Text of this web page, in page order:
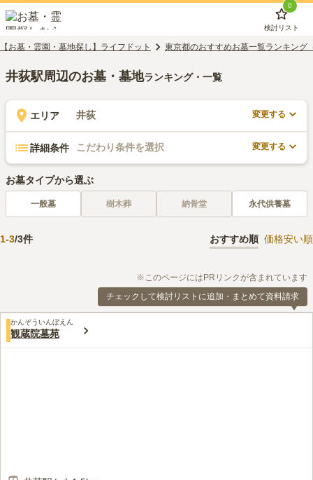
0
検討リスト
【お墓・霊園・墓地探し】ライフドット 東京都のおすすめお墓一覧ランキング
井荻駅周辺のお墓・墓地ランキング・一覧
エリア 井荻 変更する
詳細条件 こだわり条件を選択 変更する
お墓タイプから選ぶ
一般墓 樹木葬 納骨堂 永代供養墓
1-3/3件 おすすめ順 価格安い順
※このページにはPRリンクが含まれています
チェックして検討リストに追加・まとめて資料請求
かんぞういんぼえん
観蔵院墓苑